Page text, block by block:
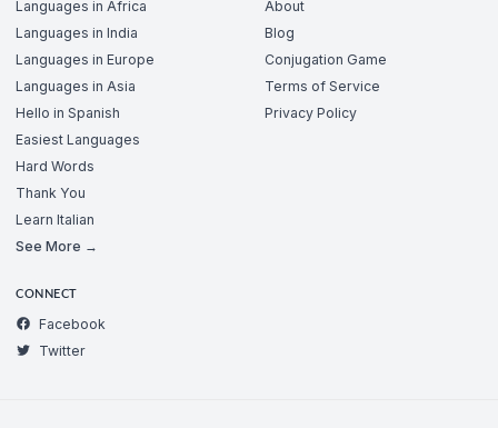
Languages in Africa
Languages in India
Languages in Europe
Languages in Asia
Hello in Spanish
Easiest Languages
Hard Words
Thank You
Learn Italian
See More →
About
Blog
Conjugation Game
Terms of Service
Privacy Policy
CONNECT
Facebook
Twitter